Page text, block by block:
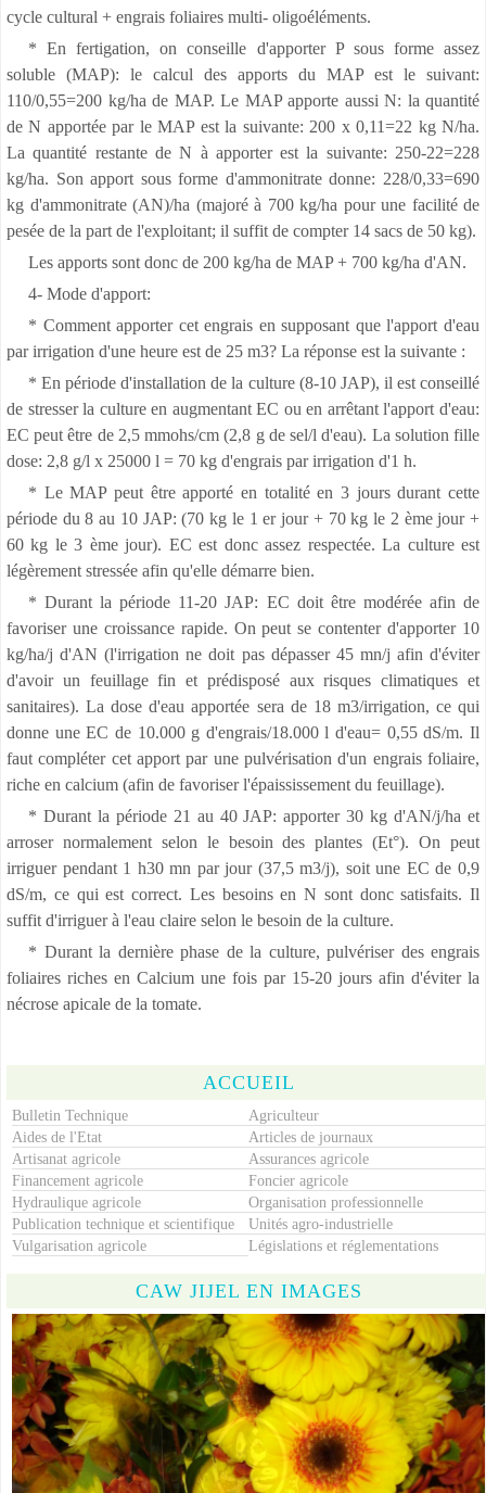
cycle cultural + engrais foliaires multi- oligoéléments.
* En fertigation, on conseille d'apporter P sous forme assez
soluble (MAP): le calcul des apports du MAP est le suivant:
110/0,55=200 kg/ha de MAP. Le MAP apporte aussi N: la quantité
de N apportée par le MAP est la suivante: 200 x 0,11=22 kg N/ha.
La quantité restante de N à apporter est la suivante: 250-22=228
kg/ha. Son apport sous forme d'ammonitrate donne: 228/0,33=690
kg d'ammonitrate (AN)/ha (majoré à 700 kg/ha pour une facilité de
pesée de la part de l'exploitant; il suffit de compter 14 sacs de 50 kg).
Les apports sont donc de 200 kg/ha de MAP + 700 kg/ha d'AN.
4- Mode d'apport:
* Comment apporter cet engrais en supposant que l'apport d'eau
par irrigation d'une heure est de 25 m3? La réponse est la suivante :
* En période d'installation de la culture (8-10 JAP), il est conseillé
de stresser la culture en augmentant EC ou en arrêtant l'apport d'eau:
EC peut être de 2,5 mmohs/cm (2,8 g de sel/l d'eau). La solution fille
dose: 2,8 g/l x 25000 l = 70 kg d'engrais par irrigation d'1 h.
* Le MAP peut être apporté en totalité en 3 jours durant cette
période du 8 au 10 JAP: (70 kg le 1 er jour + 70 kg le 2 ème jour +
60 kg le 3 ème jour). EC est donc assez respectée. La culture est
légèrement stressée afin qu'elle démarre bien.
* Durant la période 11-20 JAP: EC doit être modérée afin de
favoriser une croissance rapide. On peut se contenter d'apporter 10
kg/ha/j d'AN (l'irrigation ne doit pas dépasser 45 mn/j afin d'éviter
d'avoir un feuillage fin et prédisposé aux risques climatiques et
sanitaires). La dose d'eau apportée sera de 18 m3/irrigation, ce qui
donne une EC de 10.000 g d'engrais/18.000 l d'eau= 0,55 dS/m. Il
faut compléter cet apport par une pulvérisation d'un engrais foliaire,
riche en calcium (afin de favoriser l'épaississement du feuillage).
* Durant la période 21 au 40 JAP: apporter 30 kg d'AN/j/ha et
arroser normalement selon le besoin des plantes (Et°). On peut
irriguer pendant 1 h30 mn par jour (37,5 m3/j), soit une EC de 0,9
dS/m, ce qui est correct. Les besoins en N sont donc satisfaits. Il
suffit d'irriguer à l'eau claire selon le besoin de la culture.
* Durant la dernière phase de la culture, pulvériser des engrais
foliaires riches en Calcium une fois par 15-20 jours afin d'éviter la
nécrose apicale de la tomate.
ACCUEIL
Bulletin Technique
Agriculteur
Aides de l'Etat
Articles de journaux
Artisanat agricole
Assurances agricole
Financement agricole
Foncier agricole
Hydraulique agricole
Organisation professionnelle
Publication technique et scientifique
Unités agro-industrielle
Vulgarisation agricole
Législations et réglementations
CAW JIJEL EN IMAGES